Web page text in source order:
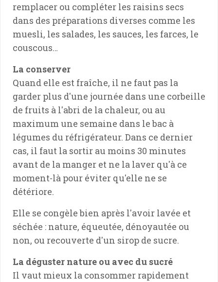
remplacer ou compléter les raisins secs
dans des préparations diverses comme les
muesli, les salades, les sauces, les farces, le
couscous…
La conserver
Quand elle est fraîche, il ne faut pas la
garder plus d'une journée dans une corbeille
de fruits à l'abri de la chaleur, ou au
maximum une semaine dans le bac à
légumes du réfrigérateur. Dans ce dernier
cas, il faut la sortir au moins 30 minutes
avant de la manger et ne la laver qu'à ce
moment-là pour éviter qu'elle ne se
détériore.
Elle se congèle bien après l'avoir lavée et
séchée : nature, équeutée, dénoyautée ou
non, ou recouverte d'un sirop de sucre.
La déguster nature ou avec du sucré
Il vaut mieux la consommer rapidement